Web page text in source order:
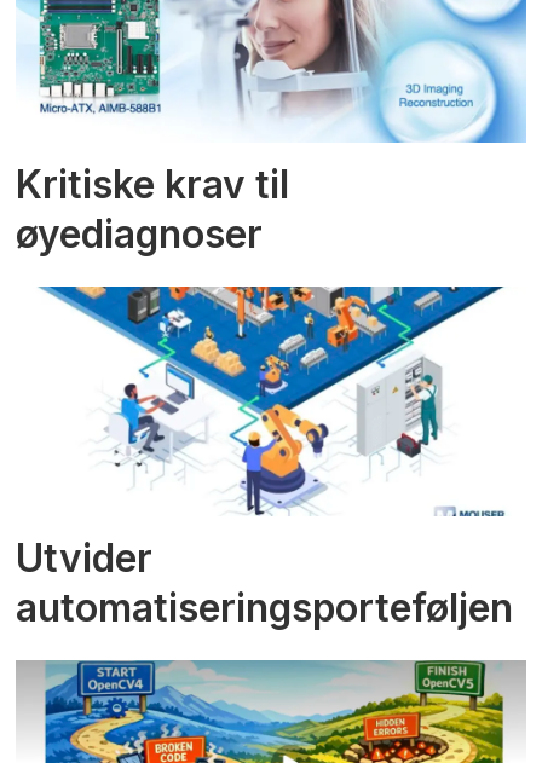
Kritiske krav til
øyediagnoser
Utvider
automatiseringsporteføljen